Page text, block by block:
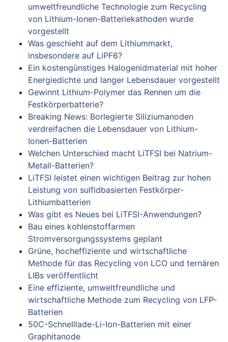
umweltfreundliche Technologie zum Recycling
von Lithium-Ionen-Batteriekathoden wurde
vorgestellt
Was geschieht auf dem Lithiummarkt,
insbesondere auf LiPF6?
Ein kostengünstiges Halogenidmaterial mit hoher
Energiedichte und langer Lebensdauer vorgestellt
Gewinnt Lithium-Polymer das Rennen um die
Festkörperbatterie?
Breaking News: Borlegierte Siliziumanoden
verdreifachen die Lebensdauer von Lithium-
Ionen-Batterien
Welchen Unterschied macht LiTFSI bei Natrium-
Metall-Batterien?
LiTFSI leistet einen wichtigen Beitrag zur hohen
Leistung von sulfidbasierten Festkörper-
Lithiumbatterien
Was gibt es Neues bei LiTFSI-Anwendungen?
Bau eines kohlenstoffarmen
Stromversorgungssystems geplant
Grüne, hocheffiziente und wirtschaftliche
Methode für das Recycling von LCO und ternären
LIBs veröffentlicht
Eine effiziente, umweltfreundliche und
wirtschaftliche Methode zum Recycling von LFP-
Batterien
50C-Schnelllade-Li-Ion-Batterien mit einer
Graphitanode